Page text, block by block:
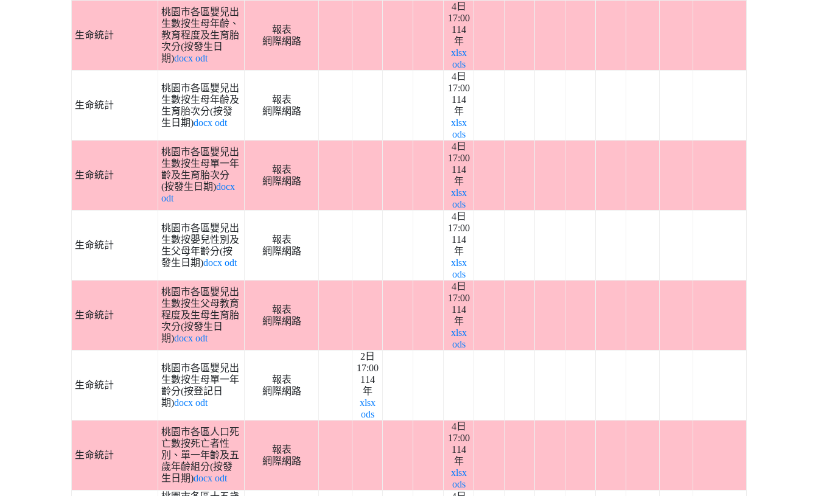
生命統計
桃園市各區嬰兒出
生數按生母年齡、
教育程度及生育胎
次分(按發生日
期)docx odt
報表
網際網路
4日
17:00
114
年
xlsx
ods
生命統計
桃園市各區嬰兒出
生數按生母年齡及
生育胎次分(按發
生日期)docx odt
報表
網際網路
4日
17:00
114
年
xlsx
ods
生命統計
桃園市各區嬰兒出
生數按生母單一年
齡及生育胎次分
(按發生日期)docx
odt
報表
網際網路
4日
17:00
114
年
xlsx
ods
生命統計
桃園市各區嬰兒出
生數按嬰兒性別及
生父母年齡分(按
發生日期)docx odt
報表
網際網路
4日
17:00
114
年
xlsx
ods
生命統計
桃園市各區嬰兒出
生數按生父母教育
程度及生母生育胎
次分(按發生日
期)docx odt
報表
網際網路
4日
17:00
114
年
xlsx
ods
生命統計
桃園市各區嬰兒出
生數按生母單一年
齡分(按登記日
期)docx odt
報表
網際網路
2日
17:00
114
年
xlsx
ods
生命統計
桃園市各區人口死
亡數按死亡者性
別、單一年齡及五
歲年齡組分(按發
生日期)docx odt
報表
網際網路
4日
17:00
114
年
xlsx
ods